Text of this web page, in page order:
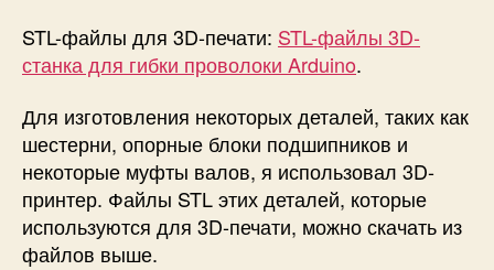
STL-файлы для 3D-печати: STL-файлы 3D-
станка для гибки проволоки Arduino.
Для изготовления некоторых деталей, таких как
шестерни, опорные блоки подшипников и
некоторые муфты валов, я использовал 3D-
принтер. Файлы STL этих деталей, которые
используются для 3D-печати, можно скачать из
файлов выше.